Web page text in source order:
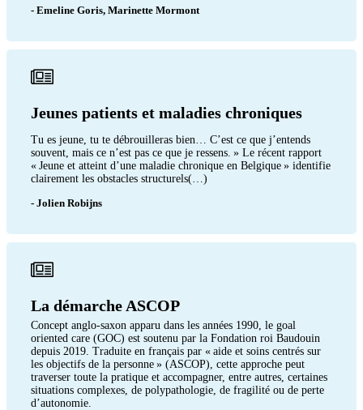
- Emeline Goris, Marinette Mormont
Jeunes patients et maladies chroniques
Tu es jeune, tu te débrouilleras bien… C’est ce que j’entends
souvent, mais ce n’est pas ce que je ressens. » Le récent rapport
« Jeune et atteint d’une maladie chronique en Belgique » identifie
clairement les obstacles structurels(…)
- Jolien Robijns
La démarche ASCOP
Concept anglo-saxon apparu dans les années 1990, le goal
oriented care (GOC) est soutenu par la Fondation roi Baudouin
depuis 2019. Traduite en français par « aide et soins centrés sur
les objectifs de la personne » (ASCOP), cette approche peut
traverser toute la pratique et accompagner, entre autres, certaines
situations complexes, de polypathologie, de fragilité ou de perte
d’autonomie.